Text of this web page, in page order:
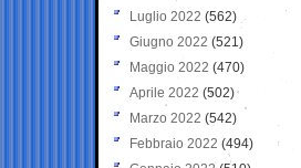
Luglio 2022 (562)
Giugno 2022 (521)
Maggio 2022 (470)
Aprile 2022 (502)
Marzo 2022 (542)
Febbraio 2022 (494)